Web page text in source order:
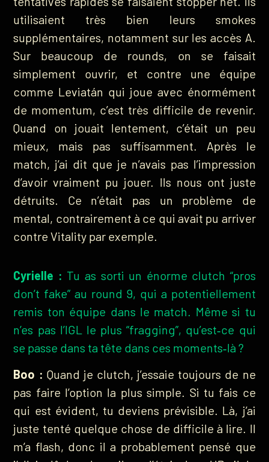
utilisaient très bien leurs smokes
supplémentaires, notamment sur les accès A.
Sur beaucoup de rounds, on se faisait
simplement ouvrir, et contre une équipe
comme Leviatán qui joue avec énormément
de momentum, c’est très difficile de revenir.
Quand on jouait lentement, c’était un peu
mieux, mais pas suffisamment. Après le
match, j’ai dit que je n’avais pas l’impression
d’avoir vraiment pu jouer. Ils nous ont juste
détruits. Ce n’était pas un problème de
mental, contrairement à ce qui avait pu arriver
contre Vitality par exemple.
Cyrielle : Tu as sorti un énorme clutch “pros
don’t fake” au round 9, qui a potentiellement
remis ton équipe dans le match. Même si tu
n’es pas l’IGL le plus “fragging”, qu’est‑ce qui
se passe dans ta tête dans ces moments‑là ?
Boo : Quand je clutch, j’essaie toujours de ne
pas faire l’option la plus simple. Si tu fais ce
qui est évident, tu deviens prévisible. Là, j’ai
juste tenté quelque chose de difficile à lire. Il
m’a flash, donc il a probablement pensé que